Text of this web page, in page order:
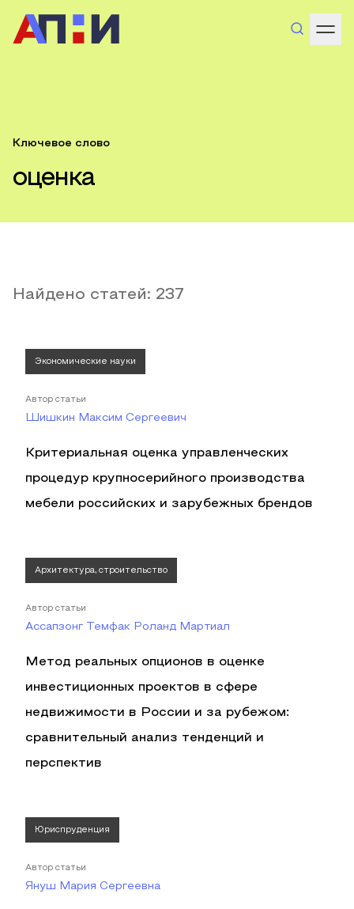
Ключевое слово
оценка
Найдено статей: 237
Экономические науки
Автор статьи
Шишкин Максим Сергеевич
Критериальная оценка управленческих
процедур крупносерийного производства
мебели российских и зарубежных брендов
Архитектура, строительство
Автор статьи
Ассапзонг Темфак Роланд Мартиал
Метод реальных опционов в оценке
инвестиционных проектов в сфере
недвижимости в России и за рубежом:
сравнительный анализ тенденций и
перспектив
Юриспруденция
Автор статьи
Януш Мария Сергеевна